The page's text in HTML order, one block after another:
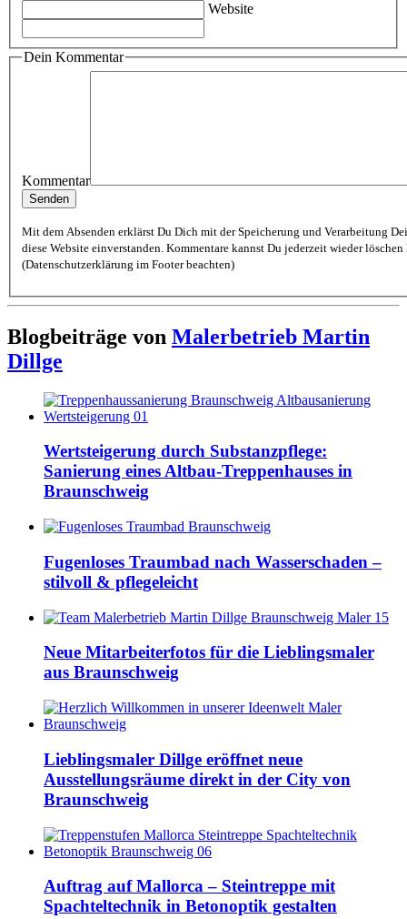
Website
Dein Kommentar
Kommentar
Mit dem Absenden erklärst Du Dich mit der Speicherung und Verarbeitung
diese Website einverstanden. Kommentare kannst Du jederzeit wieder löschen lassen
(Datenschutzerklärung im Footer beachten)
Blogbeiträge von Malerbetrieb Martin
Dillge
Wertsteigerung durch Substanzpflege:
Sanierung eines Altbau-Treppenhauses in
Braunschweig
Fugenloses Traumbad nach Wasserschaden –
stilvoll & pflegeleicht
Neue Mitarbeiterfotos für die Lieblingsmaler
aus Braunschweig
Lieblingsmaler Dillge eröffnet neue
Ausstellungsräume direkt in der City von
Braunschweig
Auftrag auf Mallorca – Steintreppe mit
Spachteltechnik in Betonoptik gestalten